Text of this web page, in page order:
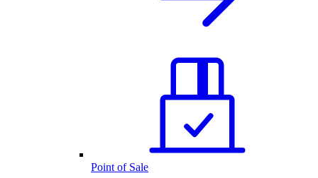
Point of Sale